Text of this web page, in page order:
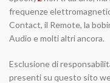
frequenze
Contact, il Remote, la
Audio e molti altri ancora.
Esclusione di
presenti su questo sito